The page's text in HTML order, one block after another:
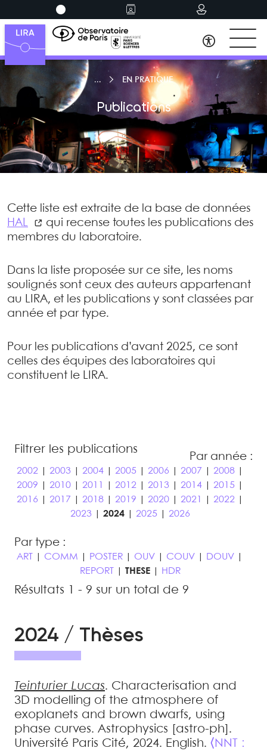
EN PRATIQUE
Publications
Cette liste est extraite de la base de données
HAL
qui recense toutes les publications des
membres du laboratoire.
Dans la liste proposée sur ce site, les noms
soulignés sont ceux des auteurs appartenant
au LIRA, et les publications y sont classées par
année et par type.
Pour les publications d’avant 2025, ce sont
celles des équipes des laboratoires qui
constituent le LIRA.
Filtrer les publications
Par année :
2002| 2003| 2004| 2005| 2006 2007 2008|
2009
2010| 2011 2012| 2013| 2014| 2015|
2016
2017 2018| 2019 2020| 2021 2022|
2023| 2024| 2025| 2026
Par type :
ART COMM POSTER OUV COUV DOUV
REPORT
THESE| HDR
Résultats 1 - 9 sur un total de 9
2024 / Thèses
Teinturier Lucas. Characterisation and
3D modelling of the atmosphere of
exoplanets and brown dwarfs, using
phase curves. Astrophysics [astro-ph].
Université Paris Cité, 2024. English. ⟨NNT :